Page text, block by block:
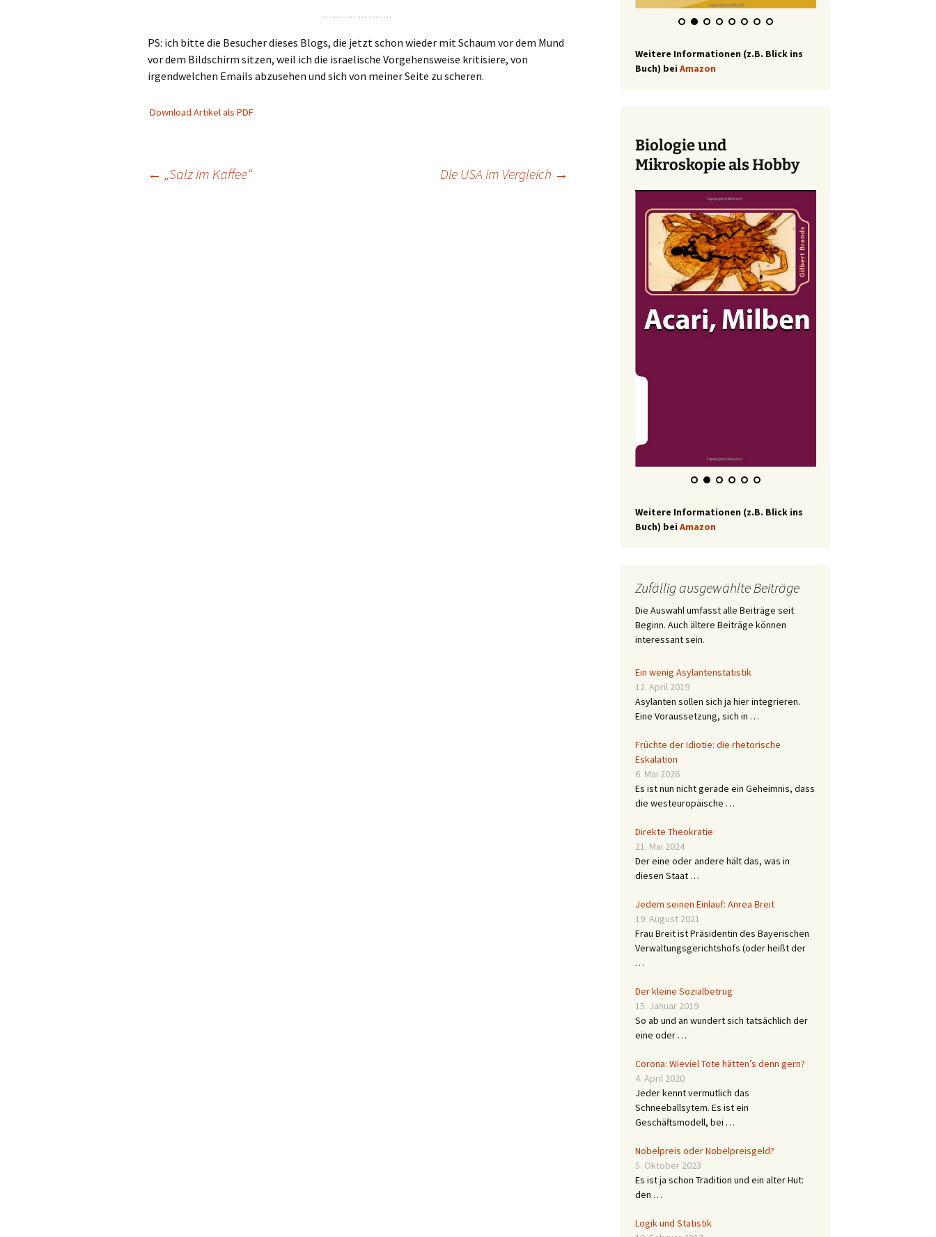
PS: ich bitte die Besucher dieses Blogs, die jetzt schon wieder mit Schaum vor dem Mund
vor dem Bildschirm sitzen, weil ich die israelische Vorgehensweise kritisiere, von
irgendwelchen Emails abzusehen und sich von meiner Seite zu scheren.
Download Artikel als PDF
Beitragsnavigation
← „Salz im Kaffee“ Die USA im Vergleich →
Weitere Informationen (z.B. Blick ins
Buch) bei Amazon
Biologie und
Mikroskopie als Hobby
Weitere Informationen (z.B. Blick ins
Buch) bei Amazon
Zufällig ausgewählte Beiträge
Die Auswahl umfasst alle Beiträge seit
Beginn. Auch ältere Beiträge können
interessant sein.
Ein wenig Asylantenstatistik
12. April 2019
Asylanten sollen sich ja hier integrieren.
Eine Voraussetzung, sich in …
Früchte der Idiotie: die rhetorische
Eskalation
6. Mai 2026
Es ist nun nicht gerade ein Geheimnis, dass
die westeuropäische …
Direkte Theokratie
21. Mai 2024
Der eine oder andere hält das, was in
diesen Staat …
Jedem seinen Einlauf: Anrea Breit
19. August 2021
Frau Breit ist Präsidentin des Bayerischen
Verwaltungsgerichtshofs (oder heißt der
…
Der kleine Sozialbetrug
15. Januar 2019
So ab und an wundert sich tatsächlich der
eine oder …
Corona: Wieviel Tote hätten’s denn gern?
4. April 2020
Jeder kennt vermutlich das
Schneeballsytem. Es ist ein
Geschäftsmodell, bei …
Nobelpreis oder Nobelpreisgeld?
5. Oktober 2023
Es ist ja schon Tradition und ein alter Hut:
den …
Logik und Statistik